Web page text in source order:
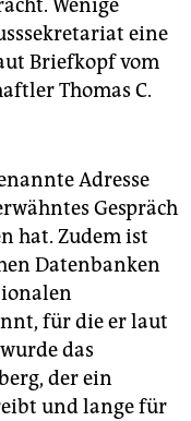
Wenige
eine
Briefkopf vom
Thomas C.
Adresse
Gespräch
hat. Zudem ist
Datenbanken
für die er laut
das
der ein
und lange für